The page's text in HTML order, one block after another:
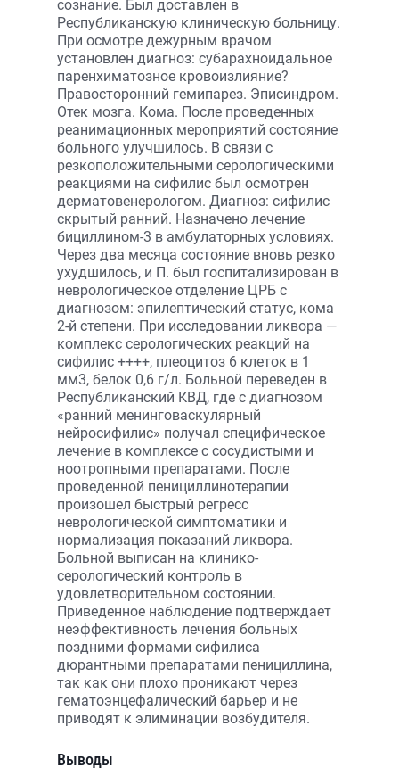
сознание. Был доставлен в
Республиканскую клиническую больницу.
При осмотре дежурным врачом
установлен диагноз: субарахноидальное
паренхиматозное кровоизлияние?
Правосторонний гемипарез. Эписиндром.
Отек мозга. Кома. После проведенных
реанимационных мероприятий состояние
больного улучшилось. В связи с
резкоположительными серологическими
реакциями на сифилис был осмотрен
дерматовенерологом. Диагноз: сифилис
скрытый ранний. Назначено лечение
бициллином-3 в амбулаторных условиях.
Через два месяца состояние вновь резко
ухудшилось, и П. был госпитализирован в
неврологическое отделение ЦРБ с
диагнозом: эпилептический статус, кома
2-й степени. При исследовании ликвора —
комплекс серологических реакций на
сифилис ++++, плеоцитоз 6 клеток в 1
мм3, белок 0,6 г/л. Больной переведен в
Республиканский КВД, где с диагнозом
«ранний менинговаскулярный
нейросифилис» получал специфическое
лечение в комплексе с сосудистыми и
ноотропными препаратами. После
проведенной пенициллинотерапии
произошел быстрый регресс
неврологической симптоматики и
нормализация показаний ликвора.
Больной выписан на клинико-
серологический контроль в
удовлетворительном состоянии.
Приведенное наблюдение подтверждает
неэффективность лечения больных
поздними формами сифилиса
дюрантными препаратами пенициллина,
так как они плохо проникают через
гематоэнцефалический барьер и не
приводят к элиминации возбудителя.
Выводы